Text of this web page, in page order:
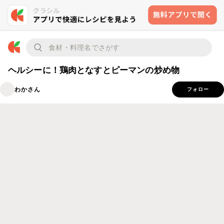
ヘルシーに！鶏肉となすとピーマンの炒め物
わかさん フォロー